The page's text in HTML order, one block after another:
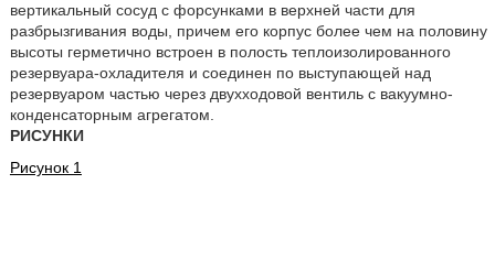
вертикальный сосуд с форсунками в верхней части для
разбрызгивания воды, причем его корпус более чем на половину
высоты герметично встроен в полость теплоизолированного
резервуара-охладителя и соединен по выступающей над
резервуаром частью через двухходовой вентиль с вакуумно-
конденсаторным агрегатом.
РИСУНКИ
Рисунок 1